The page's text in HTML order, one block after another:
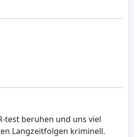
test beruhen und uns viel
Langzeitfolgen kriminell.